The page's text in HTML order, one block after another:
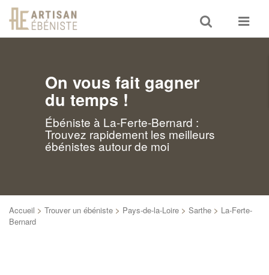
Toggle
search
Toggle
On vous fait gagner
du temps !
Ébéniste à La-Ferte-Bernard :
Trouvez rapidement les meilleurs
ébénistes autour de moi
Accueil > Trouver un ébéniste > Pays-de-la-Loire > Sarthe > La-Ferte-
Bernard